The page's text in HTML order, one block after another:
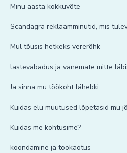
Minu aasta kokkuvõte
Scandagra reklaamminutid, mis
Mul tõusis hetkeks vererõhk
lastevabadus ja vanemate mitte
Ja sinna mu töökoht lähebki..
Kuidas elu muutused lõpetasid mu
Kuidas me kohtusime?
koondamine ja töökaotus